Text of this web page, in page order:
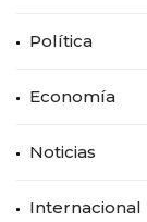
Política
Economía
Noticias
Internacional